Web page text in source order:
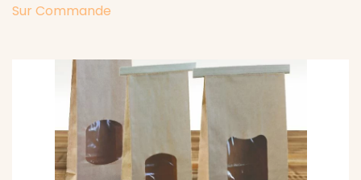
1 avis
Sur Commande